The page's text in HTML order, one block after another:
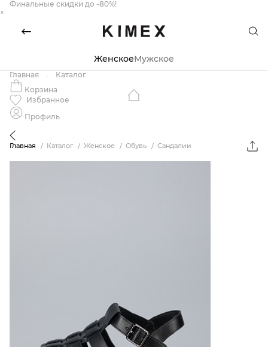
Финальные скидки до -80%!
×
ЖенскоеМужское
Главная
Каталог
Корзина
Избранное
Профиль
Главная Каталог Женское Обувь Сандалии